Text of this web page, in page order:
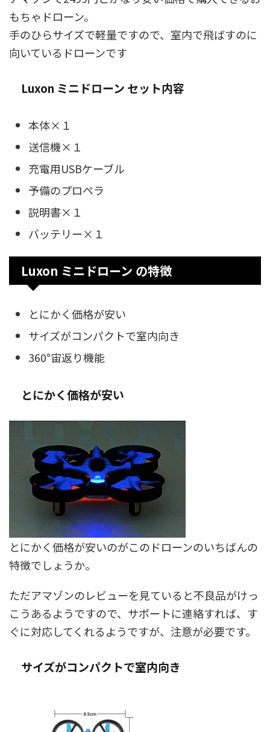
もちゃドローン。
手のひらサイズで軽量ですので、室内で飛ばすのに
向いているドローンです
Luxon ミニドローン セット内容
本体×１
送信機×１
充電用USBケーブル
予備のプロペラ
説明書×１
バッテリー×１
Luxon ミニドローン の特徴
とにかく価格が安い
サイズがコンパクトで室内向き
360°宙返り機能
とにかく価格が安い
とにかく価格が安いのがこのドローンのいちばんの
特徴でしょうか。
ただアマゾンのレビューを見ていると不良品がけっ
こうあるようですので、サポートに連絡すれば、す
ぐに対応してくれるようですが、注意が必要です。
サイズがコンパクトで室内向き